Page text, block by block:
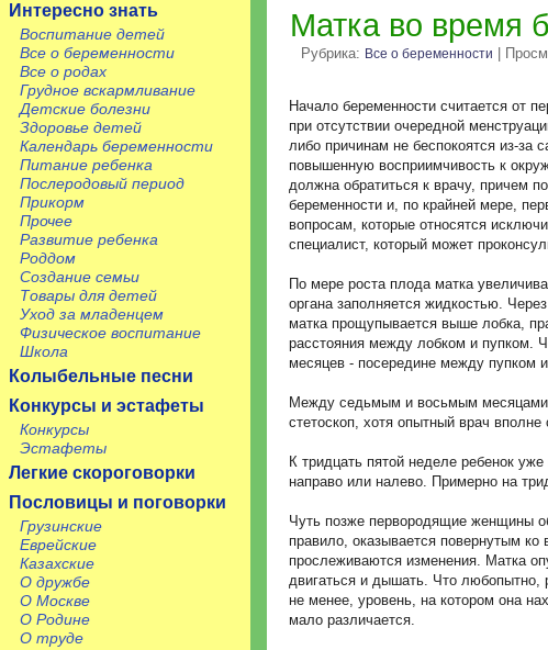
Интересно знать
Воспитание детей
Все о беременности
Все о родах
Грудное вскармливание
Детские болезни
Здоровье детей
Календарь беременности
Питание ребенка
Послеродовый период
Прикорм
Прочее
Развитие ребенка
Роддом
Создание семьи
Товары для детей
Уход за младенцем
Физическое воспитание
Школа
Колыбельные песни
Конкурсы и эстафеты
Конкурсы
Эстафеты
Легкие скороговорки
Пословицы и поговорки
Грузинские
Еврейские
Казахские
О дружбе
О Москве
О Родине
О труде
Матка во время
Рубрика: Все о беременности |
Начало беременности считается от
при отсутствии очередной
либо причинам не беспокоятся из-
повышенную восприимчивость к
должна обратиться к врачу, причем
беременности и, по крайней мере,
вопросам, которые относятся
специалист, который может
По мере роста плода матка
органа заполняется жидкостью.
матка прощупывается выше лобка,
расстояния между лобком и пупком.
месяцев - посередине между пупком
Между седьмым и восьмым месяцами
стетоскоп, хотя опытный врач
К тридцать пятой неделе ребенок
направо или налево. Примерно на
Чуть позже первородящие женщины
правило, оказывается повернутым
прослеживаются изменения. Матка
двигаться и дышать. Что любопытно,
не менее, уровень, на котором она
мало различается.